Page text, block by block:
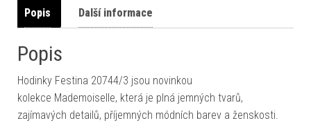
Popis Další informace
Popis
Hodinky Festina 20744/3 jsou novinkou
kolekce Mademoiselle, která je plná jemných tvarů,
zajímavých detailů, příjemných módních barev a ženskosti.